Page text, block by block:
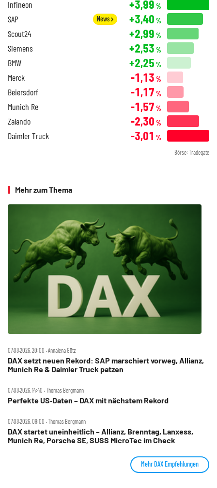
Infineon +3,99 %
SAP News +3,40 %
Scout24 +2,99 %
Siemens +2,53 %
BMW +2,25 %
Merck -1,13 %
Beiersdorf -1,17 %
Munich Re -1,57 %
Zalando -2,30 %
Daimler Truck -3,01 %
Börse: Tradegate
Mehr zum Thema
07.08.2026, 20:00 ‧ Annalena Götz
DAX setzt neuen Rekord: SAP marschiert vorweg, Allianz,
Munich Re & Daimler Truck patzen
07.08.2026, 14:40 ‧ Thomas Bergmann
Perfekte US‑Daten – DAX mit nächstem Rekord
07.08.2026, 09:00 ‧ Thomas Bergmann
DAX startet uneinheitlich – Allianz, Brenntag, Lanxess,
Munich Re, Porsche SE, SUSS MicroTec im Check
Mehr DAX Empfehlungen